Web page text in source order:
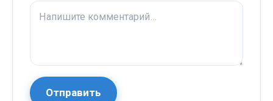
Отправить